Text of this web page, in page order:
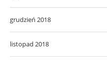
grudzień 2018
listopad 2018